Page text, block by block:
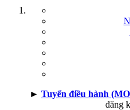
► Tuyển điều hành
đăng